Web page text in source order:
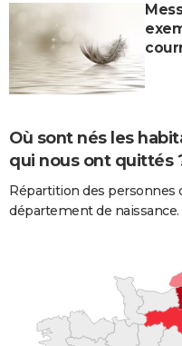
Où sont nés les
qui nous ont quittés
Répartition des personnes
département de naissance.